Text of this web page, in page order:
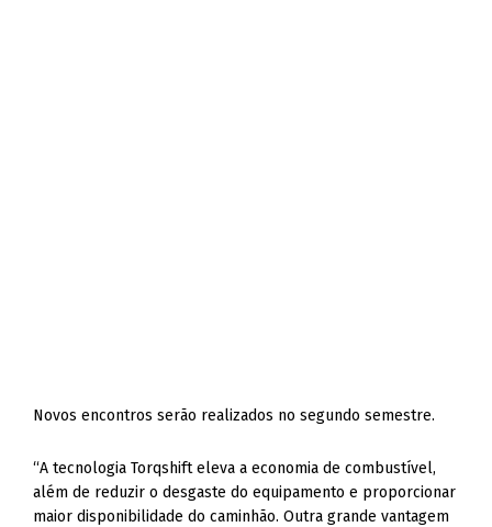
Novos encontros serão realizados no segundo semestre.
“A tecnolo­gia Torqshift eleva a economia de com­bustível,
além de reduzir o desgaste do equipamento e proporcionar
maior dis­ponibilidade do caminhão. Outra gran­de vantagem